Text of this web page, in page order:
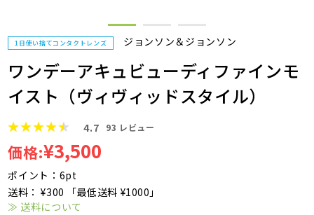
1日使い捨てコンタクトレンズ ジョンソン＆ジョンソン
ワンデーアキュビューディファインモ
イスト（ヴィヴィッドスタイル）
4.7 93 レビュー
価格:¥3,500
ポイント：6pt
送料： ¥300 「最低送料 ¥1000」
≫ 送料について